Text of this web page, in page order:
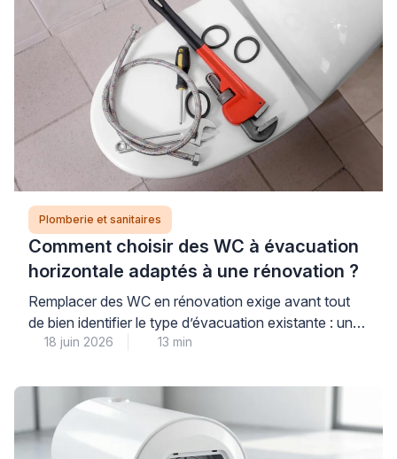
éviter que les dégâts […]
Plomberie et sanitaires
Comment choisir des WC à évacuation
horizontale adaptés à une rénovation ?
Remplacer des WC en rénovation exige avant tout
de bien identifier le type d’évacuation existante : une
évacuation horizontale (sortie murale arrière) impose
sol, et choisir un modèle incompatible peut engendrer
des travaux de plomberie imprévus et coûteux. Pour
garantir un achat réussi et éviter toute mauvaise
18 juin 2026 13 min